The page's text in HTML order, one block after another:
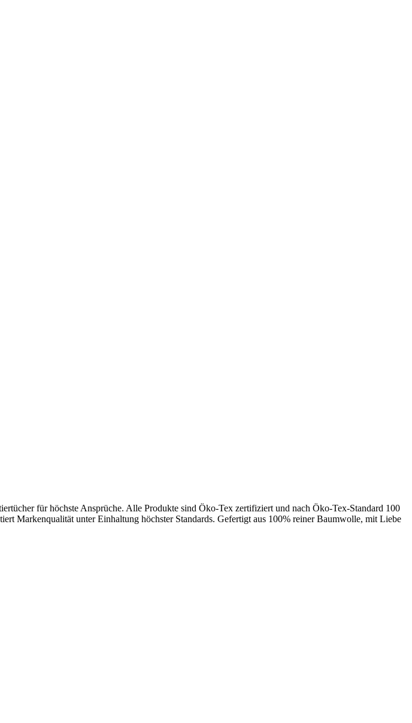
für höchste Ansprüche. Alle Produkte sind Öko-Tex zertifiziert und nach Öko-Tex-Standard 100
Markenqualität unter Einhaltung höchster Standards. Gefertigt aus 100% reiner Baumwolle, mit Liebe